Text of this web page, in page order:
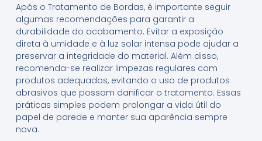
Após o Tratamento de Bordas, é importante seguir
algumas recomendações para garantir a
durabilidade do acabamento. Evitar a exposição
direta à umidade e à luz solar intensa pode ajudar a
preservar a integridade do material. Além disso,
recomenda-se realizar limpezas regulares com
produtos adequados, evitando o uso de produtos
abrasivos que possam danificar o tratamento. Essas
práticas simples podem prolongar a vida útil do
papel de parede e manter sua aparência sempre
nova.